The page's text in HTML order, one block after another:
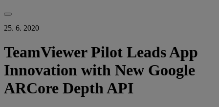
25. 6. 2020
TeamViewer Pilot Leads App
Innovation with New Google
ARCore Depth API